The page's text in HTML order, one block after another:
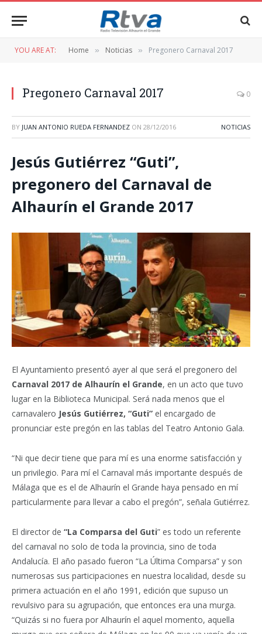
YOU ARE AT: Home » Noticias » Pregonero Carnaval 2017
Pregonero Carnaval 2017 0
BY JUAN ANTONIO RUEDA FERNANDEZ ON 28/12/2016 NOTICIAS
Jesús Gutiérrez “Guti”,
pregonero del Carnaval de
Alhaurín el Grande 2017
El Ayuntamiento presentó ayer al que será el pregonero del
Carnaval 2017 de Alhaurín el Grande, en un acto que tuvo
lugar en la Biblioteca Municipal. Será nada menos que el
carnavalero Jesús Gutiérrez, “Guti” el encargado de
pronunciar este pregón en las tablas del Teatro Antonio Gala.
“Ni que decir tiene que para mí es una enorme satisfacción y
un privilegio. Para mí el Carnaval más importante después de
Málaga que es el de Alhaurín el Grande haya pensado en mí
particularmente para llevar a cabo el pregón”, señala Gutiérrez.
El director de “La Comparsa del Guti” es todo un referente
del carnaval no solo de toda la provincia, sino de toda
Andalucía. El año pasado fueron “La Última Comparsa” y son
numerosas sus participaciones en nuestra localidad, desde su
primera actuación en el año 1991, edición que supuso un
revulsivo para su agrupación, que entonces era una murga.
“Quizás si no fuera por Alhaurín el aquel momento, aquella